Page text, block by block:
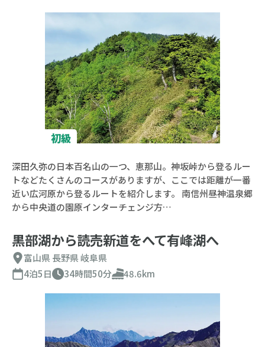
初級
深田久弥の日本百名山の一つ、恵那山。神坂峠から登るルー
トなどたくさんのコースがありますが、ここでは距離が一番
近い広河原から登るルートを紹介します。 南信州昼神温泉郷
から中央道の園原インターチェンジ方…
黒部湖から読売新道をへて有峰湖へ
富山県 長野県岐阜県
4泊5日
34時間50分 48.6km